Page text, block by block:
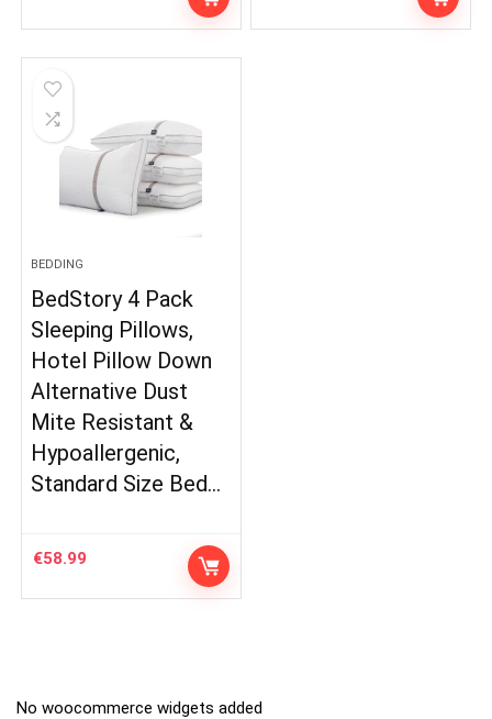
BEDDING
BedStory 4 Pack
Sleeping Pillows,
Hotel Pillow Down
Alternative Dust
Mite Resistant &
Hypoallergenic,
Standard Size Bed…
€58.99
No woocommerce widgets added